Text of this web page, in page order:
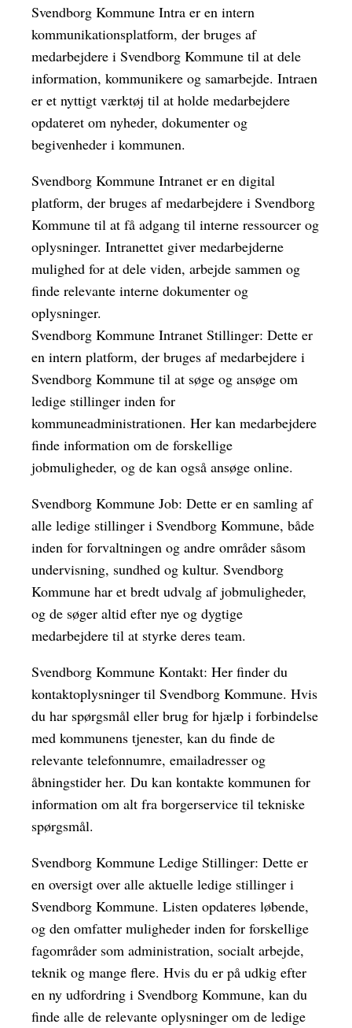
Svendborg Kommune Intra er en intern
kommunikationsplatform, der bruges af
medarbejdere i Svendborg Kommune til at dele
information, kommunikere og samarbejde. Intraen
er et nyttigt værktøj til at holde medarbejdere
opdateret om nyheder, dokumenter og
begivenheder i kommunen.
Svendborg Kommune Intranet er en digital
platform, der bruges af medarbejdere i Svendborg
Kommune til at få adgang til interne ressourcer og
oplysninger. Intranettet giver medarbejderne
mulighed for at dele viden, arbejde sammen og
finde relevante interne dokumenter og
oplysninger.
Svendborg Kommune Intranet Stillinger: Dette er
en intern platform, der bruges af medarbejdere i
Svendborg Kommune til at søge og ansøge om
ledige stillinger inden for
kommuneadministrationen. Her kan medarbejdere
finde information om de forskellige
jobmuligheder, og de kan også ansøge online.
Svendborg Kommune Job: Dette er en samling af
alle ledige stillinger i Svendborg Kommune, både
inden for forvaltningen og andre områder såsom
undervisning, sundhed og kultur. Svendborg
Kommune har et bredt udvalg af jobmuligheder,
og de søger altid efter nye og dygtige
medarbejdere til at styrke deres team.
Svendborg Kommune Kontakt: Her finder du
kontaktoplysninger til Svendborg Kommune. Hvis
du har spørgsmål eller brug for hjælp i forbindelse
med kommunens tjenester, kan du finde de
relevante telefonnumre, emailadresser og
åbningstider her. Du kan kontakte kommunen for
information om alt fra borgerservice til tekniske
spørgsmål.
Svendborg Kommune Ledige Stillinger: Dette er
en oversigt over alle aktuelle ledige stillinger i
Svendborg Kommune. Listen opdateres løbende,
og den omfatter muligheder inden for forskellige
fagområder som administration, socialt arbejde,
teknik og mange flere. Hvis du er på udkig efter
en ny udfordring i Svendborg Kommune, kan du
finde alle de relevante oplysninger om de ledige